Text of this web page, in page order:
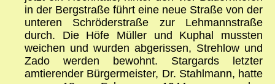
in der Bergstraße führt eine neue Straße von der
unteren Schröderstraße zur Lehmannstraße
durch. Die Höfe Müller und Kuphal mussten
weichen und wurden abgerissen, Strehlow und
Zado werden bewohnt. Stargards letzter
amtierender Bürgermeister, Dr. Stahlmann, hatte